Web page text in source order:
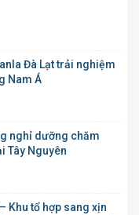
Đà Lạt trải nghiệm
Nam Á
nghỉ dưỡng chăm
Tây Nguyên
Khu tổ hợp sang xịn